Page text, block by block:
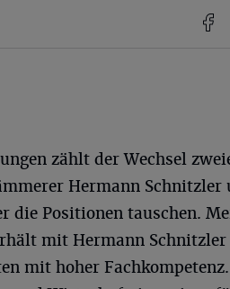
zählt der Wechsel
Hermann Schnitzler
die Positionen tauschen.
mit Hermann Schnitzler
mit hoher